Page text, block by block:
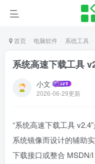
首页 电脑软件 系统工具
系统高速下载工具
小文
2026-06-29更新
“系统高速下载工具
系统镜像而设计的辅助
下载接口或整合 MSDN/